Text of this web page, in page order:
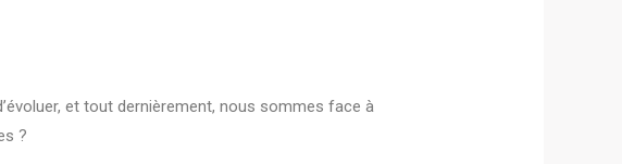
et tout dernièrement, nous sommes face à
?